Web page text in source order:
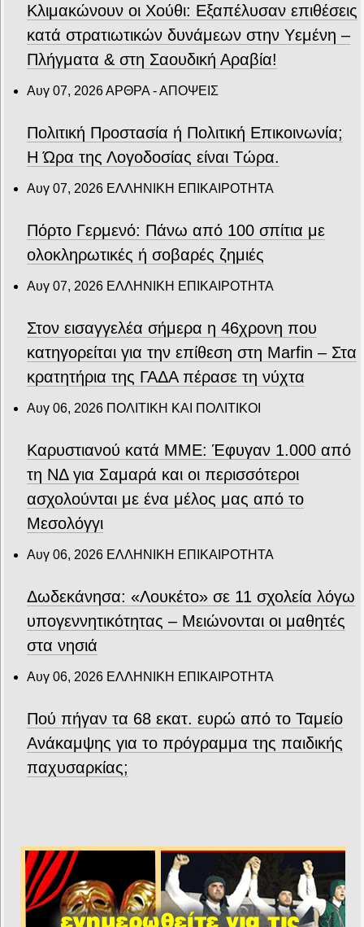
Κλιμακώνουν οι Χούθι: Eξαπέλυσαν επιθέσεις
κατά στρατιωτικών δυνάμεων στην Υεμένη –
Πλήγματα & στη Σαουδική Αραβία!
Αυγ 07, 2026ΑΡΘΡΑ - ΑΠΟΨΕΙΣ
Πολιτική Προστασία ή Πολιτική Επικοινωνία;
Η Ώρα της Λογοδοσίας είναι Τώρα.
Αυγ 07, 2026 ΕΛΛΗΝΙΚΗ ΕΠΙΚΑΙΡΟΤΗΤΑ
Πόρτο Γερμενό: Πάνω από 100 σπίτια με
ολοκληρωτικές ή σοβαρές ζημιές
Αυγ 07, 2026 ΕΛΛΗΝΙΚΗ ΕΠΙΚΑΙΡΟΤΗΤΑ
Στον εισαγγελέα σήμερα η 46χρονη που
κατηγορείται για την επίθεση στη Marfin – Στα
κρατητήρια της ΓΑΔΑ πέρασε τη νύχτα
Αυγ 06, 2026 ΠΟΛΙΤΙΚΗ ΚΑΙ ΠΟΛΙΤΙΚΟΙ
Καρυστιανού κατά ΜΜΕ: Έφυγαν 1.000 από
τη ΝΔ για Σαμαρά και οι περισσότεροι
ασχολούνται με ένα μέλος μας από το
Μεσολόγγι
Αυγ 06, 2026 ΕΛΛΗΝΙΚΗ ΕΠΙΚΑΙΡΟΤΗΤΑ
Δωδεκάνησα: «Λουκέτο» σε 11 σχολεία λόγω
υπογεννητικότητας – Μειώνονται οι μαθητές
στα νησιά
Αυγ 06, 2026 ΕΛΛΗΝΙΚΗ ΕΠΙΚΑΙΡΟΤΗΤΑ
Πού πήγαν τα 68 εκατ. ευρώ από το Ταμείο
Ανάκαμψης για το πρόγραμμα της παιδικής
παχυσαρκίας;